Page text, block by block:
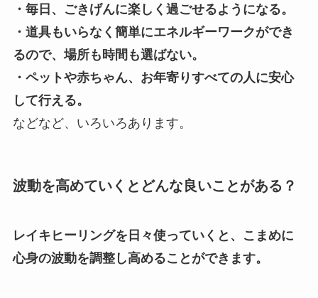
・毎日、ごきげんに楽しく過ごせるようになる。
・道具もいらなく簡単にエネルギーワークができ
るので、場所も時間も選ばない。
・ペットや赤ちゃん、お年寄りすべての人に安心
して行える。
などなど、いろいろあります。
波動を高めていくとどんな良いことがある？
レイキヒーリングを日々使っていくと、こまめに
心身の波動を調整し高めることができます。